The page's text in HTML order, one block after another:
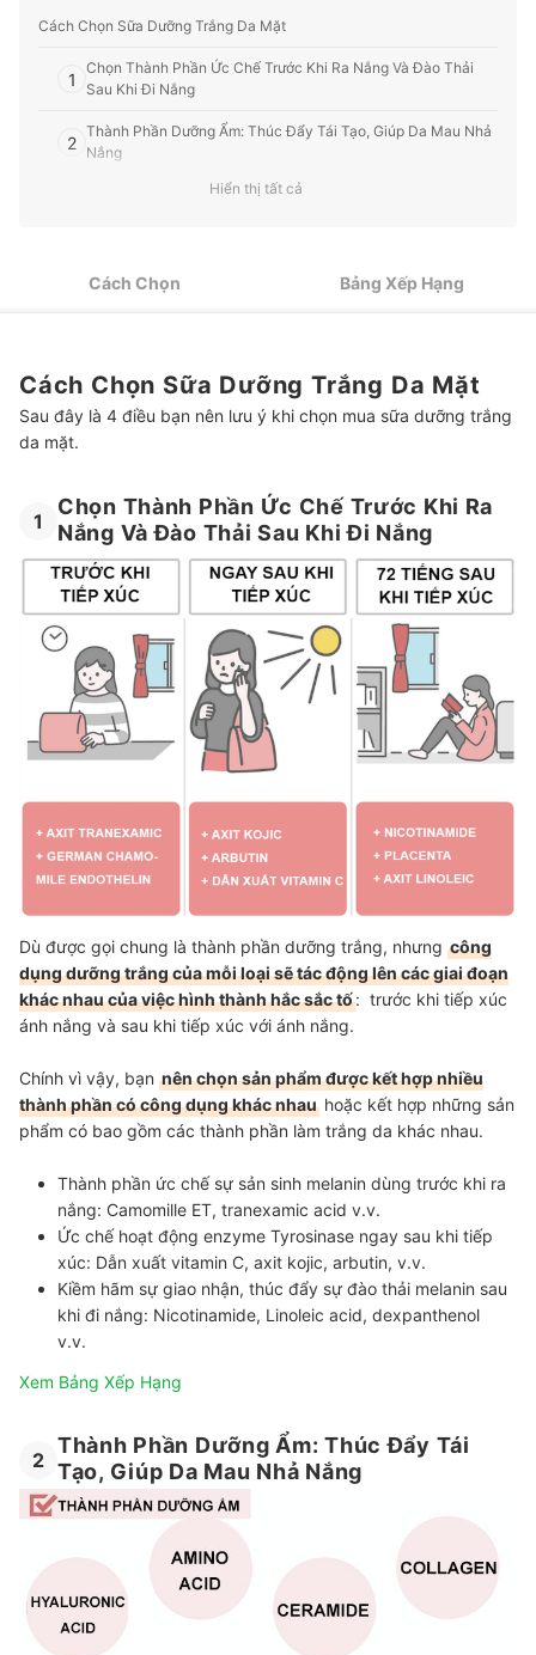
Cách Chọn Sữa Dưỡng Trắng Da Mặt
1
Chọn Thành Phần Ức Chế Trước Khi Ra Nắng Và Đào Thải
Sau Khi Đi Nắng
2
Thành Phần Dưỡng Ẩm: Thúc Đẩy Tái Tạo, Giúp Da Mau Nhả
Nắng
Da Dễ Kích Ứng: Ưu Tiên Sản Phẩm Đã Được Kiểm Định Về
Sử Dụng Lâu Dài
Kết Hợp Sử Dụng Các Sản Phẩm Dưỡng Trắng Khác
Chống Nắng Để Ngăn Ngừa Nám Và Tàn Nhang
Hiển thị tất cả
Cách Chọn Bảng Xếp Hạng
Cách Chọn Sữa Dưỡng Trắng Da Mặt
Sau đây là 4 điều bạn nên lưu ý khi chọn mua sữa dưỡng trắng
da mặt.
1
Chọn Thành Phần Ức Chế Trước Khi Ra
Nắng Và Đào Thải Sau Khi Đi Nắng
Dù được gọi chung là thành phần dưỡng trắng, nhưng công
dụng dưỡng trắng của mỗi loại sẽ tác động lên các giai đoạn
khác nhau của việc hình thành hắc sắc tố: trước khi tiếp xúc
ánh nắng và sau khi tiếp xúc với ánh nắng.
Chính vì vậy, bạn nên chọn sản phẩm được kết hợp nhiều
thành phần có công dụng khác nhau hoặc kết hợp những sản
phẩm có bao gồm các thành phần làm trắng da khác nhau.
Thành phần ức chế sự sản sinh melanin dùng trước khi ra
nắng: Camomille ET, tranexamic acid v.v.
Ức chế hoạt động enzyme Tyrosinase ngay sau khi tiếp
xúc: Dẫn xuất vitamin C, axit kojic, arbutin, v.v.
Kiềm hãm sự giao nhận, thúc đẩy sự đào thải melanin sau
khi đi nắng: Nicotinamide, Linoleic acid, dexpanthenol
v.v.
Xem Bảng Xếp Hạng
2
Thành Phần Dưỡng Ẩm: Thúc Đẩy Tái
Tạo, Giúp Da Mau Nhả Nắng